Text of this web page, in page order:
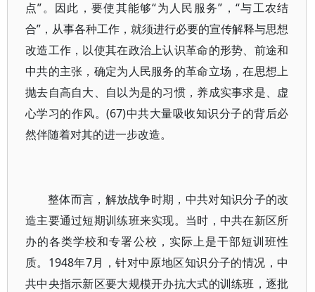
点”。因此，要使其能够“为人民服务”，“与工农结
合”，从事各种工作，就须进行必要的宣传解释与思想
改造工作，以使其在政治上认识革命的形势、前途和
中共的主张，确定为人民服务的革命立场，在思想上
抛去自高自大、自以为是的习惯，养成实事求是、虚
心学习的作风。(67)中共大量吸收知识分子的背后必
然伴随着对其的进一步改造。
整体而言，解放战争时期，中共对知识分子的改
造主要通过短期训练班来实现。当时，中共在新区所
办的各类学校和专署公校，实际上是干部短训班性
质。1948年7月，针对中原地区知识分子的情况，中
共中央指示新区要大规模开办抗大式的训练班，逐批